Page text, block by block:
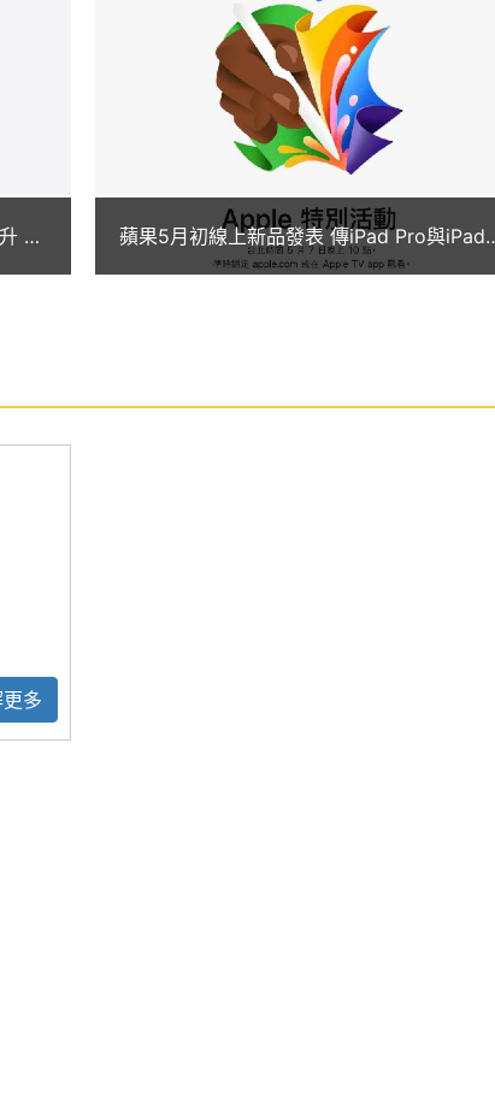
蓋藍寶石水晶玻璃保護鏡，搭配更亮的原彩閃光
攝影模式；設有光學雷達掃描儀，可提升對焦表現
萬畫素 122 度超廣角原深感測相機，支援人物
支援第二代 Apple Pencil，可使用全新懸浮功能，
可讓你更精準地進行素描或繪畫。搭配巧控鍵盤
作體驗。
功能特色
幕（264ppi）
牙 5.3
AI
蘋果5月初線上新品發表 傳iPad Pro與iPad
多